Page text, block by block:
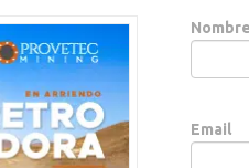
Nombre
Email